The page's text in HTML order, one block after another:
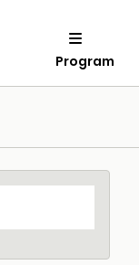
Program